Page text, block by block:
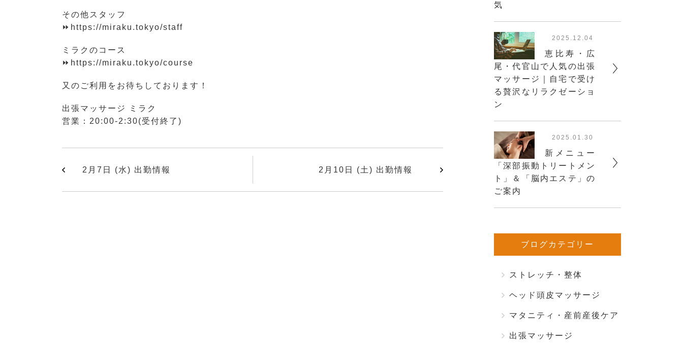
その他スタッフ
⏩https://miraku.tokyo/staff
ミラクのコース
⏩https://miraku.tokyo/course
又のご利用をお待ちしております！
出張マッサージ ミラク
営業：20:00-2:30(受付終了)
2月7日 (水) 出勤情報 2月10日 (土) 出勤情報
気
2025.12.04
恵比寿・広
尾・代官山で人気の出張
マッサージ｜自宅で受け
る贅沢なリラクゼーショ
ン
2025.01.30
新メニュー
「深部振動トリートメン
ト」＆「脳内エステ」の
ご案内
ブログカテゴリー
ストレッチ・整体
ヘッド頭皮マッサージ
マタニティ・産前産後ケア
出張マッサージ